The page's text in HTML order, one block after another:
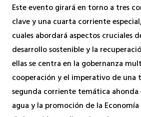
Este evento girará en torno a tres
clave y una cuarta corriente
cuales abordará aspectos cruciales
desarrollo sostenible y la
ellas se centra en la gobernanza
cooperación y el imperativo de una
segunda corriente temática ahonda
agua y la promoción de la